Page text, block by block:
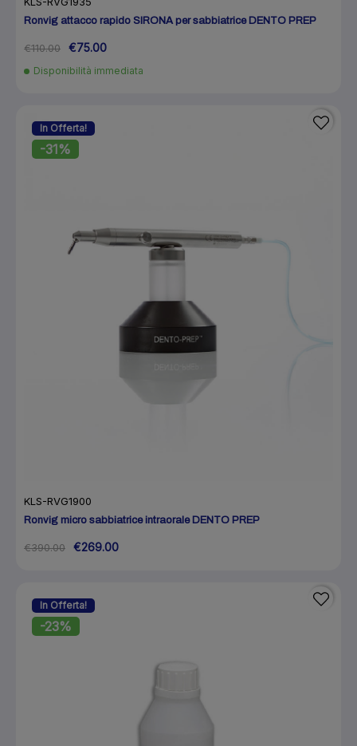
Ronvig attacco rapido SIRONA per sabbiatrice DENTO PREP
€110.00 €75.00
Disponibilità immediata
In Offerta!
-31%
KLS-RVG1900
Ronvig micro sabbiatrice intraorale DENTO PREP
€390.00 €269.00
In Offerta!
-23%